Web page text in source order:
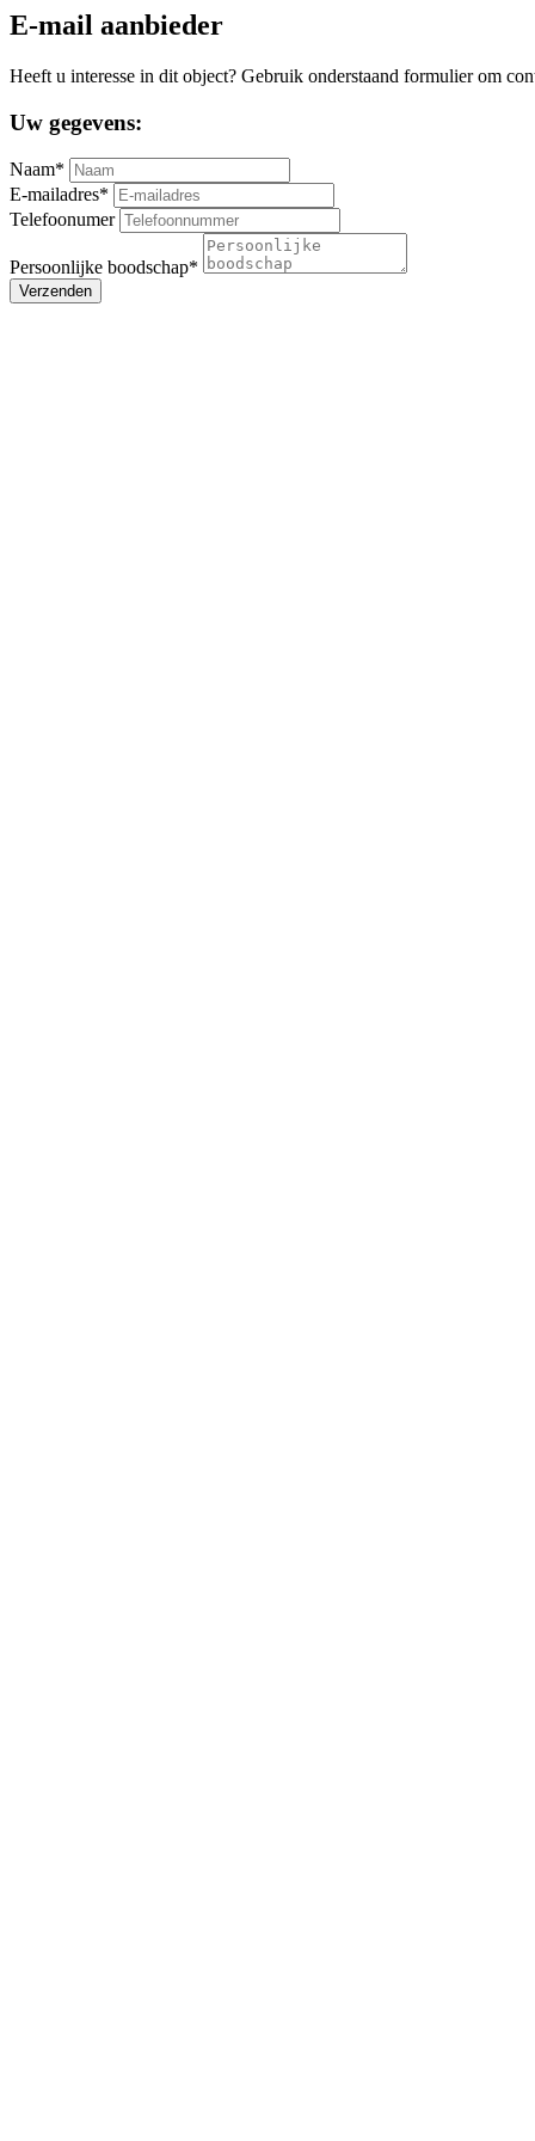
E-mail aanbieder
Heeft u interesse in dit object? Gebruik onderstaand formulier om
Uw gegevens:
Naam*
E-mailadres*
Telefoonumer
Persoonlijke boodschap*
Verzenden